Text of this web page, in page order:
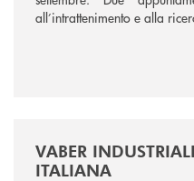
all’intrattenimento e alla
VABER
ITALIANA